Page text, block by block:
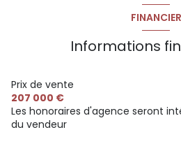
Pour plus d'informations ou
contactez-moi au 06.83.00.19.79.
FINANCIER
Informations
Prix de vente
207 000 €
Les honoraires d'agence seront
du vendeur